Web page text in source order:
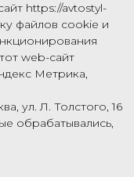
техническом
запасных
аксессуарах
и автосалоны
данных
https://avtostyl-
файлов cookie и
web-сайт
Метрика,
ул. Л. Толстого, 16
обрабатывались,